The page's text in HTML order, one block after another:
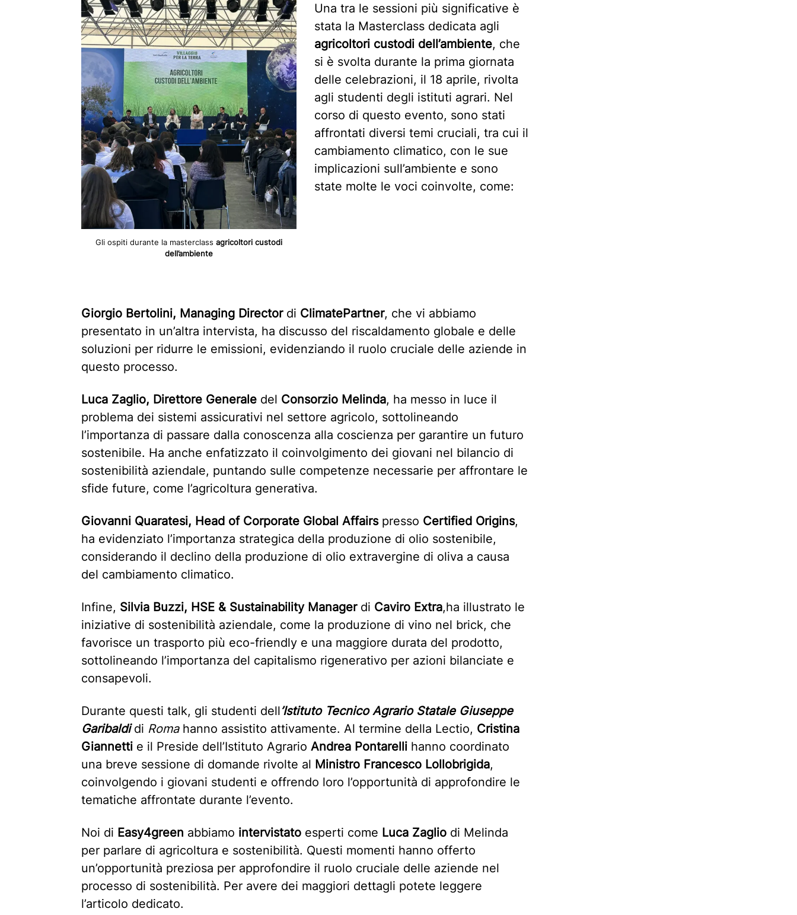
Gli ospiti durante la masterclass agricoltori custodi
dell’ambiente
Una tra le sessioni più significative è
stata la Masterclass dedicata agli
agricoltori custodi dell’ambiente, che
si è svolta durante la prima giornata
delle celebrazioni, il 18 aprile, rivolta
agli studenti degli istituti agrari. Nel
corso di questo evento, sono stati
affrontati diversi temi cruciali, tra cui il
cambiamento climatico, con le sue
implicazioni sull’ambiente e sono
state molte le voci coinvolte, come:
Giorgio Bertolini, Managing Director di ClimatePartner, che vi abbiamo
presentato in un’altra intervista, ha discusso del riscaldamento globale e delle
soluzioni per ridurre le emissioni, evidenziando il ruolo cruciale delle aziende in
questo processo.
Luca Zaglio, Direttore Generale del Consorzio Melinda, ha messo in luce il
problema dei sistemi assicurativi nel settore agricolo, sottolineando
l’importanza di passare dalla conoscenza alla coscienza per garantire un futuro
sostenibile. Ha anche enfatizzato il coinvolgimento dei giovani nel bilancio di
sostenibilità aziendale, puntando sulle competenze necessarie per affrontare le
sfide future, come l’agricoltura generativa.
Giovanni Quaratesi, Head of Corporate Global Affairs presso Certified Origins,
ha evidenziato l’importanza strategica della produzione di olio sostenibile,
considerando il declino della produzione di olio extravergine di oliva a causa
del cambiamento climatico.
Infine, Silvia Buzzi, HSE & Sustainability Manager di Caviro Extra,ha illustrato le
iniziative di sostenibilità aziendale, come la produzione di vino nel brick, che
favorisce un trasporto più eco-friendly e una maggiore durata del prodotto,
sottolineando l’importanza del capitalismo rigenerativo per azioni bilanciate e
consapevoli.
Durante questi talk, gli studenti dell’Istituto Tecnico Agrario Statale Giuseppe
Garibaldidi Romahanno assistito attivamente. Al termine della Lectio, Cristina
Giannetti e il Preside dell’Istituto Agrario Andrea Pontarelli hanno coordinato
una breve sessione di domande rivolte al Ministro Francesco Lollobrigida,
coinvolgendo i giovani studenti e offrendo loro l’opportunità di approfondire le
tematiche affrontate durante l’evento.
Noi di Easy4green abbiamo intervistato esperti come Luca Zaglio di Melinda
per parlare di agricoltura e sostenibilità. Questi momenti hanno offerto
un’opportunità preziosa per approfondire il ruolo cruciale delle aziende nel
processo di sostenibilità. Per avere dei maggiori dettagli potete leggere
l’articolo dedicato.